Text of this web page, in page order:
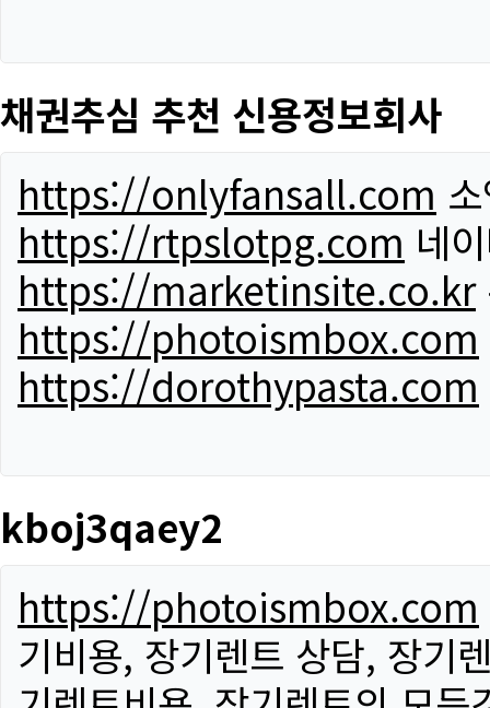
채권추심 추천 신용정보회사
https://onlyfansall.com
https://rtpslotpg.com 네
https://marketinsite.co.kr
https://photoismbox.com
https://dorothypasta.com
kboj3qaey2
https://photoismbox.com
기비용, 장기렌트 상담, 장기